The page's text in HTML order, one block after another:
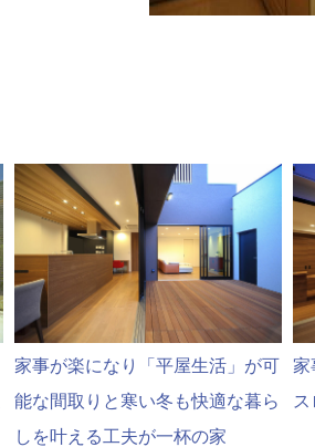
家事が楽になり「平屋生活」が可
能な間取りと寒い冬も快適な暮ら
しを叶える工夫が一杯の家
家